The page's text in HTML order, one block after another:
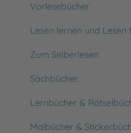
Vorlesebücher
Lesen lernen und Lesen
Zum Selberlesen
Sachbücher
Lernbücher &
Malbücher &